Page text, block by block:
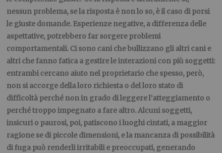
nessun problema, se la risposta è non lo so, è il caso di porsi
le giuste domande. Esperienze negative, a differenza delle
aspettative, potrebbero far sorgere problemi
comportamentali. Ci sono cani che bullizzano gli altri cani e
altri che fanno fatica a gestire le interazioni con più soggetti:
entrambi cercano aiuto nel proprietario che spesso, però,
non si accorge della loro richiesta o del loro stato di
difficoltà perché non in grado di leggere l’atteggiamento o
perché troppo impegnato a fare altro. Alcuni soggetti,
insicuri o paurosi, poi, patiscono i luoghi cintati, a maggior
ragione se di piccole dimensioni, e la mancanza di possibilità
di fuga può renderli irritabili e preoccupati, generando